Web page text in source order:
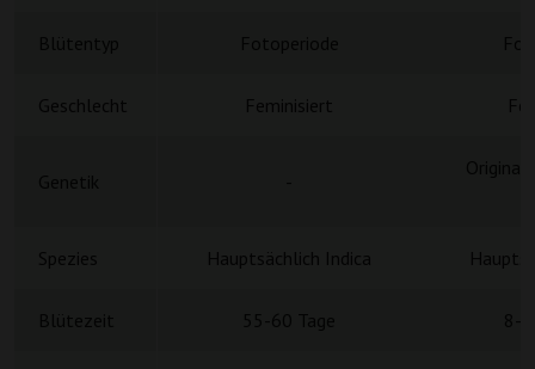
Geschlecht Feminisiert
Spezies Hauptsächlich Indica